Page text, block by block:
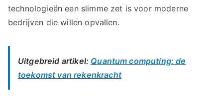
technologieën een slimme zet is voor moderne
bedrijven die willen opvallen.
Uitgebreid artikel: Quantum computing: de
toekomst van rekenkracht